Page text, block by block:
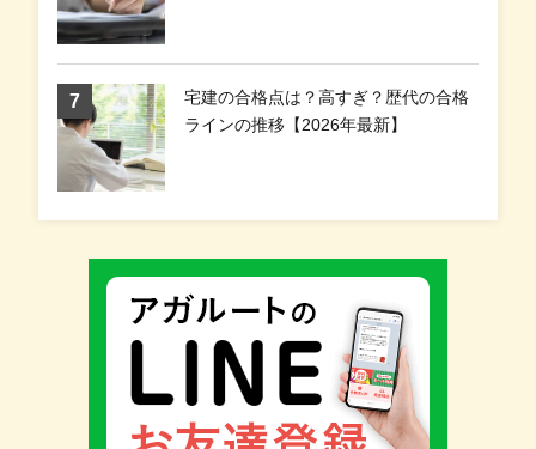
宅建の合格点は？高すぎ？歴代の合格
ラインの推移【2026年最新】